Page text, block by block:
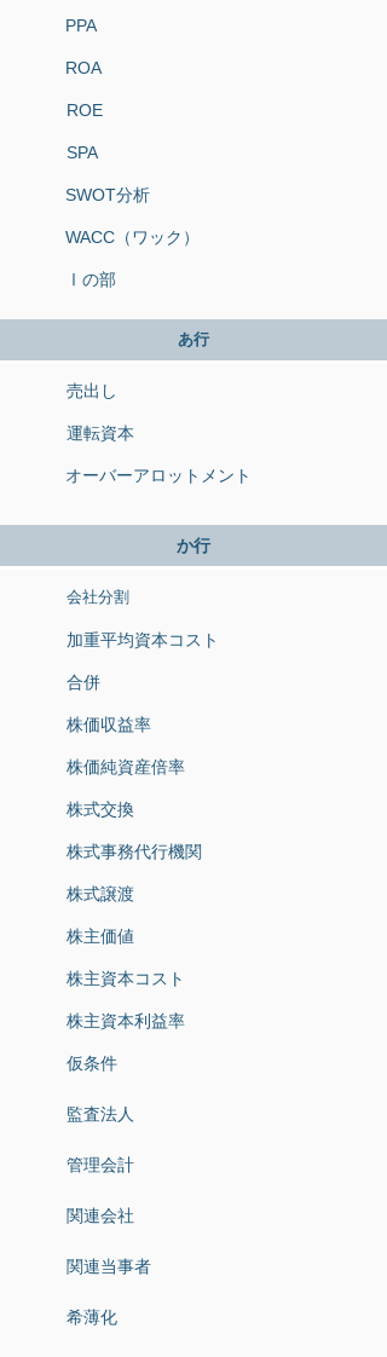
PPA
ROA
ROE
SPA
SWOT分析
WACC（ワック）
Ⅰの部
あ行
売出し
運転資本
オーバーアロットメント
か行
会社分割
加重平均資本コスト
合併
株価収益率
株価純資産倍率
株式交換
株式事務代行機関
株式譲渡
株主価値
株主資本コスト
株主資本利益率
仮条件
監査法人
管理会計
関連会社
関連当事者
希薄化